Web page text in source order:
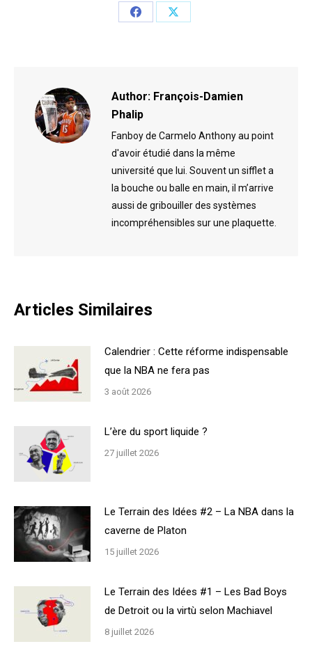
Share
Share
Author: François-Damien
Phalip
Fanboy de Carmelo Anthony au point
d'avoir étudié dans la même
université que lui. Souvent un sifflet a
la bouche ou balle en main, il m’arrive
aussi de gribouiller des systèmes
incompréhensibles sur une plaquette.
Articles Similaires
Calendrier : Cette réforme indispensable
que la NBA ne fera pas
3 août 2026
L’ère du sport liquide ?
27 juillet 2026
Le Terrain des Idées #2 – La NBA dans la
caverne de Platon
15 juillet 2026
Le Terrain des Idées #1 – Les Bad Boys
de Detroit ou la virtù selon Machiavel
8 juillet 2026